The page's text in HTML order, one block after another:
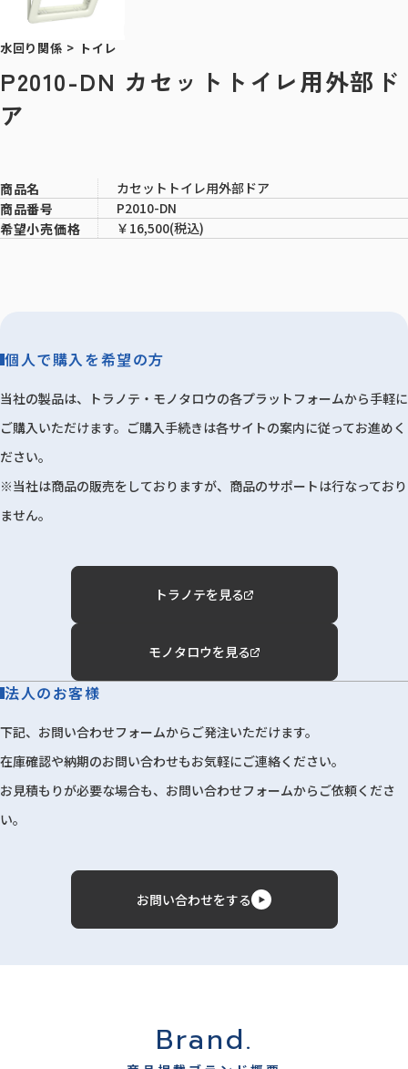
水回り関係 > トイレ
P2010-DN カセットトイレ用外部ド
ア
商品名
カセットトイレ用外部ドア
商品番号
P2010-DN
希望小売価格
￥16,500(税込)
個人で購入を希望の方
当社の製品は、トラノテ・モノタロウの各プラットフォームから手軽に
ご購入いただけます。ご購入手続きは各サイトの案内に従ってお進めく
ださい。
※当社は商品の販売をしておりますが、商品のサポートは行なっており
ません。
トラノテを見る
モノタロウを見る
法人のお客様
下記、お問い合わせフォームからご発注いただけます。
在庫確認や納期のお問い合わせもお気軽にご連絡ください。
お見積もりが必要な場合も、お問い合わせフォームからご依頼くださ
い。
お問い合わせをする
Brand.